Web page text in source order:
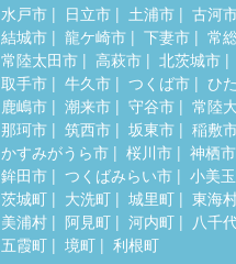
水戸市 日立市 土浦市 古河
結城市
龍ケ崎市 下妻市
常
常陸太田市
高萩市 北茨城市
取手市
牛久市 つくば市
ひ
鹿嶋市
潮来市 守谷市
常陸
那珂市
筑西市 坂東市
稲敷
かすみがうら市
桜川市 神栖市
鉾田市
つくばみらい市
小美
茨城町
大洗町 城里町 東海
美浦村
阿見町 河内町
八千
五霞町
境町 利根町